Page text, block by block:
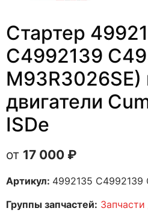
Стартер
C4992139
M93R3026SE)
двигатели
ISDe
17 000 ₽
Артикул: 4992135 C4992139
Группы запчастей: